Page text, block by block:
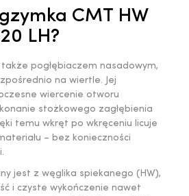
CMT HW
LH?
pogłębiaczem nasadowym,
na wiertle. Jej
wiercenie otworu
stożkowego zagłębienia
temu wkręt po wkręceniu licuje
– bez konieczności
jest z węglika spiekanego (HW),
i czyste wykończenie nawet